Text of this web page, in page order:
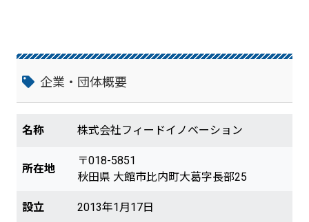
企業・団体概要
名称 株式会社フィードイノベーション
所在地
〒018-5851
秋田県 大館市比内町大葛字長部25
設立 2013年1月17日